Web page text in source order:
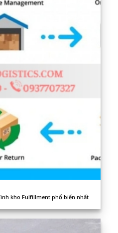
kho Fulfillment phổ biến nhất